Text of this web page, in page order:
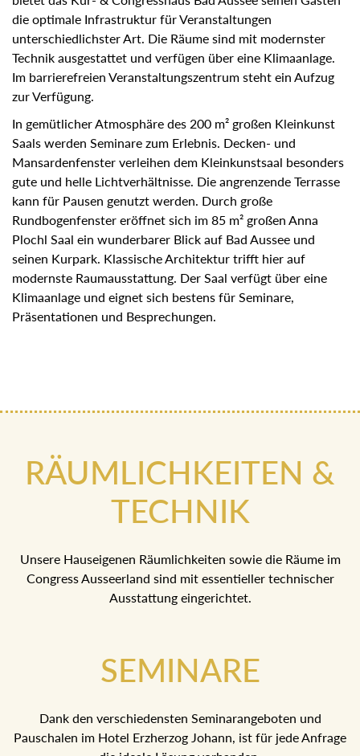
die optimale Infrastruktur für Veranstaltungen
unterschiedlichster Art. Die Räume sind mit modernster
Technik ausgestattet und verfügen über eine Klimaanlage.
Im barrierefreien Veranstaltungszentrum steht ein Aufzug
zur Verfügung.
In gemütlicher Atmosphäre des 200 m² großen Kleinkunst
Saals werden Seminare zum Erlebnis. Decken- und
Mansardenfenster verleihen dem Kleinkunstsaal besonders
gute und helle Lichtverhältnisse. Die angrenzende Terrasse
kann für Pausen genutzt werden. Durch große
Rundbogenfenster eröffnet sich im 85 m² großen Anna
Plochl Saal ein wunderbarer Blick auf Bad Aussee und
seinen Kurpark. Klassische Architektur trifft hier auf
modernste Raumausstattung. Der Saal verfügt über eine
Klimaanlage und eignet sich bestens für Seminare,
Präsentationen und Besprechungen.
RÄUMLICHKEITEN &
TECHNIK
Unsere Hauseigenen Räumlichkeiten sowie die Räume im
Congress Ausseerland sind mit essentieller technischer
Ausstattung eingerichtet.
SEMINARE
Dank den verschiedensten Seminarangeboten und
Pauschalen im Hotel Erzherzog Johann, ist für jede Anfrage